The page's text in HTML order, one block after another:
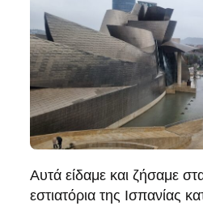
Αυτά είδαμε και ζήσαμε
εστιατόρια της Ισπανίας